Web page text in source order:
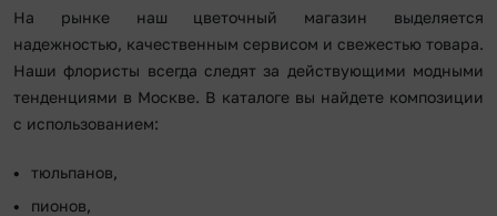
На рынке наш цветочный магазин выделяется
надежностью, качественным сервисом и свежестью товара.
Наши флористы всегда следят за действующими модными
тенденциями в Москве. В каталоге вы найдете композиции
с использованием:
тюльпанов,
пионов,